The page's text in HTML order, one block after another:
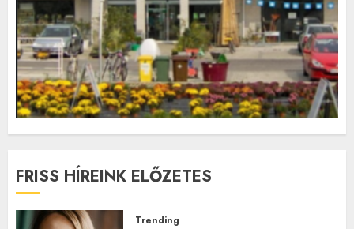
FRISS HÍREINK ELŐZETES
Trending